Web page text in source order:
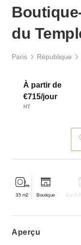
du
Paris République
À partir de
€715/jour
HT
35 m2 Boutique Bar &
aperçu